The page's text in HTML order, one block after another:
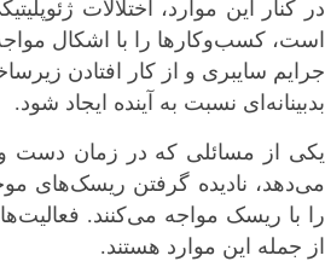
در کنار این موارد، اختلالات
است، کسب‌وکارها را با اشکال
جرایم سایبری و از کار افتادن
بدبینانه‌ای نسبت به آینده ایجاد شود.
می‌دهد، نادیده گرفتن ریسک‌های
را با ریسک مواجه می‌کنند.
از جمله این موارد هستند.